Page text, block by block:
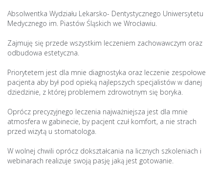
Absolwentka Wydziału Lekarsko- Dentystycznego Uniwersytetu
Medycznego im. Piastów Śląskich we Wrocławiu.
Zajmuję się przede wszystkim leczeniem zachowawczym oraz
odbudowa estetyczna.
Priorytetem jest dla mnie diagnostyka oraz leczenie zespołowe
pacjenta aby był pod opieką najlepszych specjalistów w danej
dziedzinie, z której problemem zdrowotnym się boryka.
Oprócz precyzyjnego leczenia najważniejsza jest dla mnie
atmosfera w gabinecie, by pacjent czuł komfort, a nie strach
przed wizytą u stomatologa.
W wolnej chwili oprócz dokształcania na licznych szkoleniach i
webinarach realizuje swoją pasję jaką jest gotowanie.